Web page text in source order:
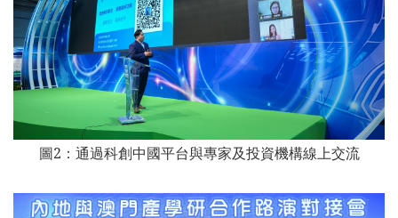
圖2： 通過科創中國平台與專家及投資機構線上交流